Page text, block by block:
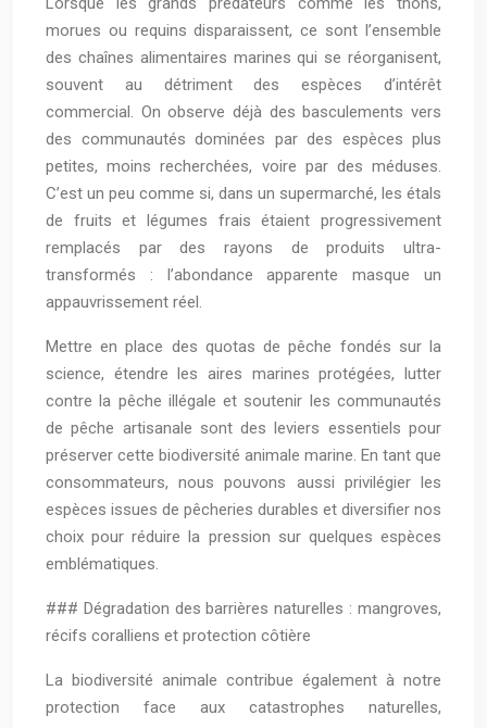
morues ou requins disparaissent, ce sont l’ensemble
des chaînes alimentaires marines qui se réorganisent,
souvent au détriment des espèces d’intérêt
commercial. On observe déjà des basculements vers
des communautés dominées par des espèces plus
petites, moins recherchées, voire par des méduses.
C’est un peu comme si, dans un supermarché, les étals
de fruits et légumes frais étaient progressivement
remplacés par des rayons de produits ultra-
transformés : l’abondance apparente masque un
appauvrissement réel.
Mettre en place des quotas de pêche fondés sur la
science, étendre les aires marines protégées, lutter
contre la pêche illégale et soutenir les communautés
de pêche artisanale sont des leviers essentiels pour
préserver cette biodiversité animale marine. En tant que
consommateurs, nous pouvons aussi privilégier les
espèces issues de pêcheries durables et diversifier nos
choix pour réduire la pression sur quelques espèces
emblématiques.
### Dégradation des barrières naturelles : mangroves,
récifs coralliens et protection côtière
La biodiversité animale contribue également à notre
protection face aux catastrophes naturelles,